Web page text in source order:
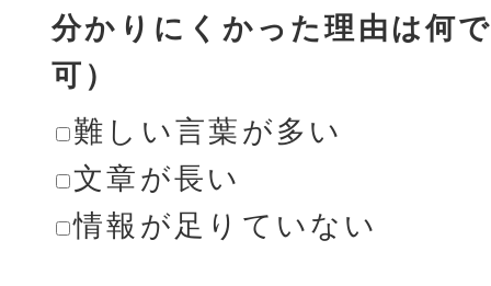
分かりにくかった理由は何
可）
難しい言葉が多い
文章が長い
情報が足りていない